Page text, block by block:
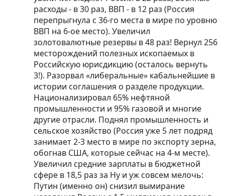
расходы - в 30 раз, ВВП - в 12 раз (Россия
перепрыгнула с 36-го места в мире по уровню
ВВП на 6-ое место). Увеличил
золотовалютные резервы в 48 раз! Вернул 256
месторождений полезных ископаемых в
Российскую юрисдикцию (осталось вернуть
3!). Разорвал «либеральные» кабальнейшие в
истории соглашения о разделе продукции.
Национализировал 65% нефтяной
промышленности и 95% газовой и многие
другие отрасли. Поднял промышленность и
сельское хозяйство (Россия уже 5 лет подряд
занимает 2-3 место в мире по экспорту зерна,
обогнав США, которые сейчас на 4-м месте).
Увеличил средние зарплаты в бюджетной
сфере в 18,5 раз за Ну и уж совсем мелочь:
Путин (именно он) снизил вымирание